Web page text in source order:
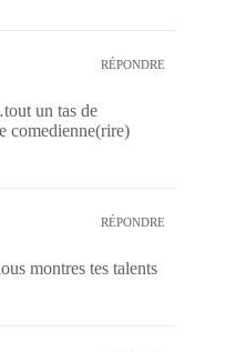
RÉPONDRE
un tas de
comedienne(rire)
RÉPONDRE
montres tes talents